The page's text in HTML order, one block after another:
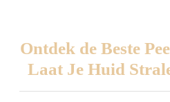
Ontdek de Beste
Laat Je Huid